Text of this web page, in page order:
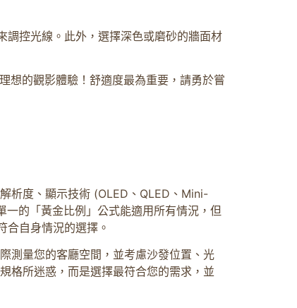
調控光線。此外，選擇深色或磨砂的牆面材
想的觀影體驗！舒適度最為重要，請勇於嘗
析度、顯示技術 (OLED、QLED、Mini-
的「黃金比例」公式能適用所有情況，但
合自身情況的選擇。
測量您的客廳空間，並考慮沙發位置、光
格所迷惑，而是選擇最符合您的需求，並